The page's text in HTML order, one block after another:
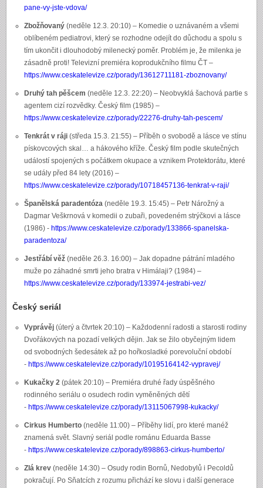
pane-vy-jste-vdova/
Zbožňovaný (neděle 12.3. 20:10) – Komedie o uznávaném a všemi
oblíbeném pediatrovi, který se rozhodne odejít do důchodu a spolu s
tím ukončit i dlouhodobý milenecký poměr. Problém je, že milenka je
zásadně proti! Televizní premiéra koprodukčního filmu ČT –
https://www.ceskatelevize.cz/porady/13612711181-zboznovany/
Druhý tah pěšcem (neděle 12.3. 22:20) – Neobvyklá šachová partie s
agentem cizí rozvědky. Český film (1985) –
https://www.ceskatelevize.cz/porady/22276-druhy-tah-pescem/
Tenkrát v ráji (středa 15.3. 21:55) – Příběh o svobodě a lásce ve stínu
pískovcových skal… a hákového kříže. Český film podle skutečných
událostí spojených s počátkem okupace a vznikem Protektorátu, které
se udály před 84 lety (2016) –
https://www.ceskatelevize.cz/porady/10718457136-tenkrat-v-raji/
Španělská paradentóza (neděle 19.3. 15:45) – Petr Nárožný a
Dagmar Veškrnová v komedii o zubaři, povedeném strýčkovi a lásce
(1986) - https://www.ceskatelevize.cz/porady/133866-spanelska-
paradentoza/
Jestřábí věž (neděle 26.3. 16:00) – Jak dopadne pátrání mladého
muže po záhadné smrti jeho bratra v Himálaji? (1984) –
https://www.ceskatelevize.cz/porady/133974-jestrabi-vez/
Český seriál
Vyprávěj (úterý a čtvrtek 20:10) – Každodenní radosti a starosti rodiny
Dvořákových na pozadí velkých dějin. Jak se žilo obyčejným lidem
od svobodných šedesátek až po hořkosladké porevoluční období
- https://www.ceskatelevize.cz/porady/10195164142-vypravej/
Kukačky 2 (pátek 20:10) – Premiéra druhé řady úspěšného
rodinného seriálu o osudech rodin vyměněných dětí
- https://www.ceskatelevize.cz/porady/13115067998-kukacky/
Cirkus Humberto (neděle 11:00) – Příběhy lidí, pro které manéž
znamená svět. Slavný seriál podle románu Eduarda Basse
- https://www.ceskatelevize.cz/porady/898863-cirkus-humberto/
Zlá krev (neděle 14:30) – Osudy rodin Bornů, Nedobylů i Pecoldů
pokračují. Po Sňatcích z rozumu přichází ke slovu i další generace